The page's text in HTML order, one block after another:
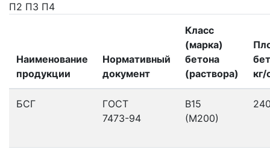
П2 П3 П4
Наименование
продукции
Нормативный
документ
Класс
(марка)
бетона
(раствора)
кг/
БСГ
ГОСТ
7473-94
В15
(М200)